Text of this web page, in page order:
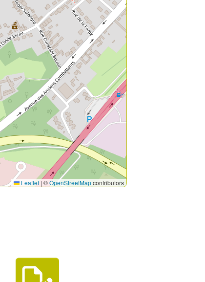
Leaflet| ©OpenStreetMapcontributors